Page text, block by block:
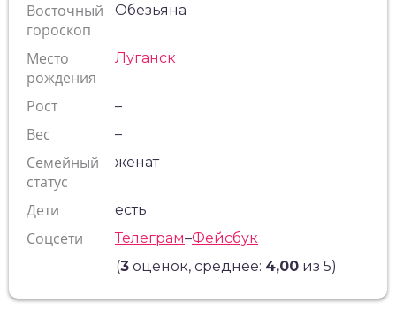
Восточный
гороскоп
Обезьяна
Место
рождения
Луганск
Рост –
Вес –
Семейный
статус
женат
Дети есть
Соцсети Телеграм–Фейсбук
(3 оценок, среднее: 4,00 из 5)